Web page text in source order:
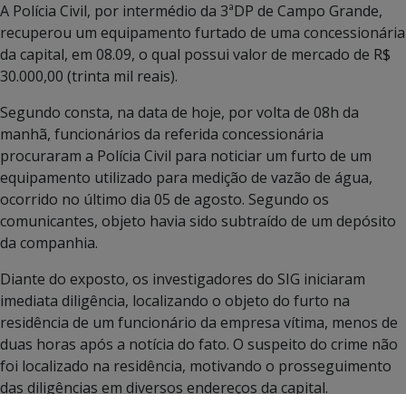
A Polícia Civil, por intermédio da 3ªDP de Campo Grande,
recuperou um equipamento furtado de uma concessionária
da capital, em 08.09, o qual possui valor de mercado de R$
30.000,00 (trinta mil reais).
Segundo consta, na data de hoje, por volta de 08h da
manhã, funcionários da referida concessionária
procuraram a Polícia Civil para noticiar um furto de um
equipamento utilizado para medição de vazão de água,
ocorrido no último dia 05 de agosto. Segundo os
comunicantes, objeto havia sido subtraído de um depósito
da companhia.
Diante do exposto, os investigadores do SIG iniciaram
imediata diligência, localizando o objeto do furto na
residência de um funcionário da empresa vítima, menos de
duas horas após a notícia do fato. O suspeito do crime não
foi localizado na residência, motivando o prosseguimento
das diligências em diversos endereços da capital.